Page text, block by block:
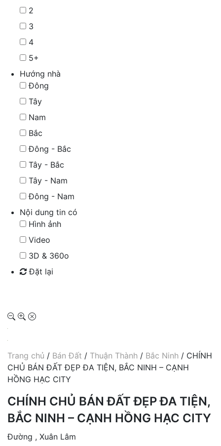
2
3
4
5+
Hướng nhà
Đông
Tây
Nam
Bắc
Đông - Bắc
Tây - Bắc
Tây - Nam
Đông - Nam
Nội dung tin có
Hình ảnh
Video
3D & 360o
Đặt lại
Trang chủ / Bán Đất / Thuận Thành / Bắc Ninh / CHÍNH
CHỦ BÁN ĐẤT ĐẸP ĐA TIỆN, BẮC NINH – CẠNH
HỒNG HẠC CITY
CHÍNH CHỦ BÁN ĐẤT ĐẸP ĐA TIỆN,
BẮC NINH – CẠNH HỒNG HẠC CITY
Đường , Xuân Lâm